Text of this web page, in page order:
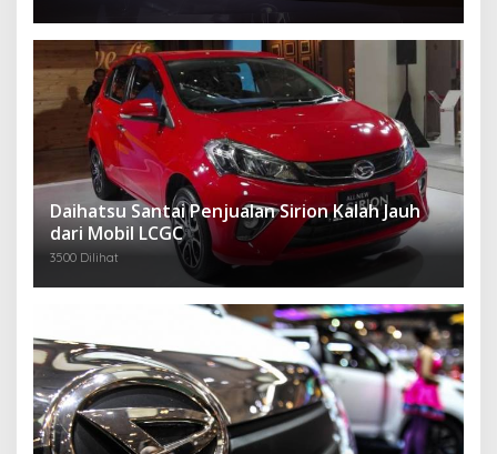
Daihatsu Santai Penjualan Sirion Kalah Jauh
dari Mobil LCGC
3500 Dilihat